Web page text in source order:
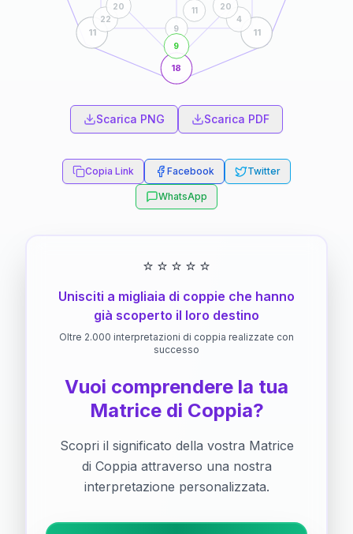
18
11 11
9
11
9
22
20
4
20
Scarica PNG Scarica PDF
Copia Link Facebook Twitter
WhatsApp
⭐ ⭐ ⭐ ⭐ ⭐
Unisciti a migliaia di coppie che hanno
già scoperto il loro destino
Oltre 2.000 interpretazioni di coppia realizzate con
successo
Vuoi comprendere la tua
Matrice di Coppia?
Scopri il significato della vostra Matrice
di Coppia attraverso una nostra
interpretazione personalizzata.